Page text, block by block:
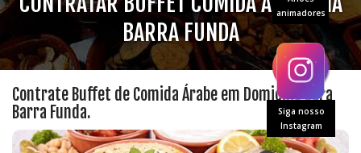
animadores
Siga nosso
Instagram
BARRA FUNDA
Contrate Buffet de Comida Árabe em Domicílio para
Barra Funda.